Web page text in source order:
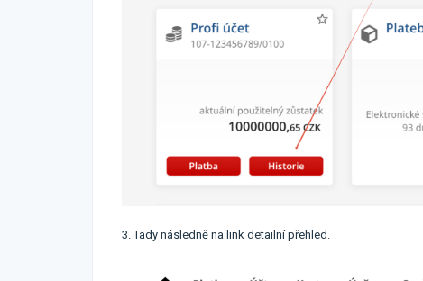
3. Tady následně na link detailní přehled.